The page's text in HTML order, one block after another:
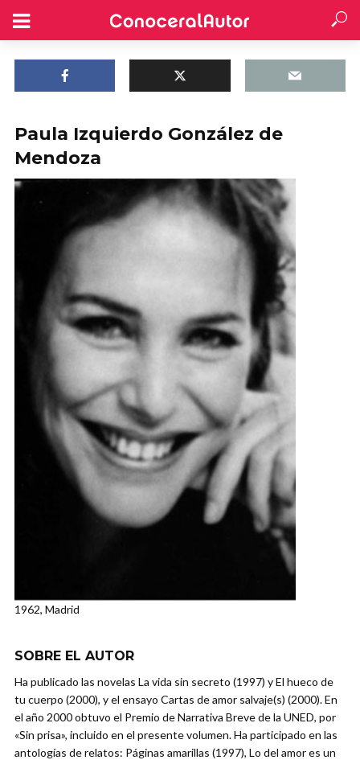
Paula Izquierdo González de
Mendoza
1962, Madrid
SOBRE EL AUTOR
Ha publicado las novelas La vida sin secreto (1997) y El hueco de
tu cuerpo (2000), y el ensayo Cartas de amor salvaje(s) (2000). En
el año 2000 obtuvo el Premio de Narrativa Breve de la UNED, por
«Sin prisa», incluido en el presente volumen. Ha participado en las
antologías de relatos: Páginas amarillas (1997), Lo del amor es un